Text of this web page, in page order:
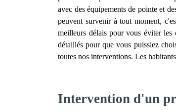
avec des équipements de pointe et
peuvent survenir à tout moment,
meilleurs délais pour vous éviter les
détaillés pour que vous puissiez
toutes nos interventions. Les
Intervention d'un